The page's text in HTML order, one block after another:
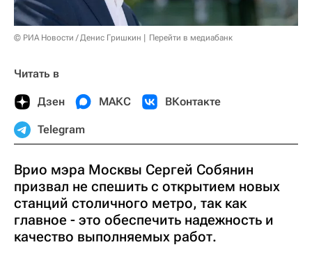
© РИА Новости / Денис Гришкин Перейти в медиабанк
Читать в
Дзен МАКС ВКонтакте
Telegram
Врио мэра Москвы Сергей Собянин
призвал не спешить с открытием новых
станций столичного метро, так как
главное - это обеспечить надежность и
качество выполняемых работ.